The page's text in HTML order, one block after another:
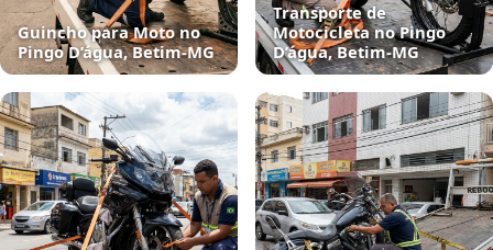
Guincho para Moto no
Pingo D’água, Betim‑MG
Transporte de
Motocicleta no Pingo
D’água, Betim‑MG